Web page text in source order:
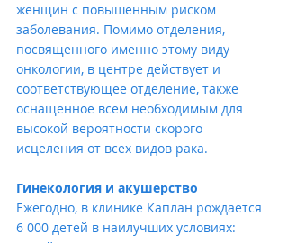
женщин с повышенным риском
заболевания. Помимо отделения,
посвященного именно этому виду
онкологии, в центре действует и
соответствующее отделение, также
оснащенное всем необходимым для
высокой вероятности скорого
исцеления от всех видов рака.
Гинекология и акушерство
Ежегодно, в клинике Каплан рождается
6 000 детей в наилучших условиях: